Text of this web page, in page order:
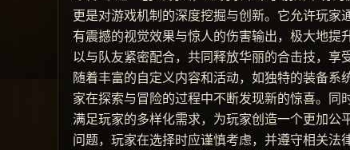
更是对游戏机制的深度挖掘与创新。它允许玩
有震撼的视觉效果与惊人的伤害输出，极大地提
以与队友紧密配合，共同释放华丽的合击技，
随着丰富的自定义内容和活动，如独特的装备
家在探索与冒险的过程中不断发现新的惊喜。同
满足玩家的多样化需求，为玩家创造一个更加公
问题，玩家在选择时应谨慎考虑，并遵守相关